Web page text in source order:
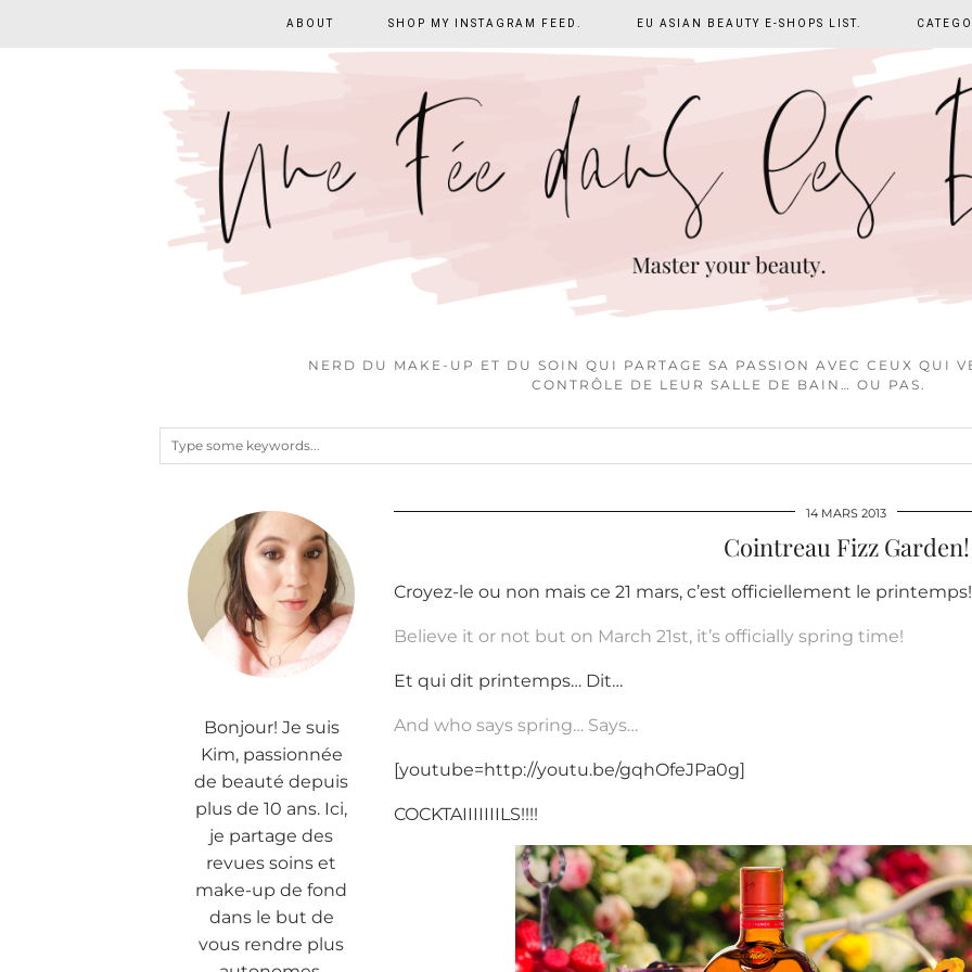
NERD DU MAKE-UP ET DU SOIN QUI PARTAGE SA PASSION AVEC CEUX QUI
CONTRÔLE DE LEUR SALLE DE BAIN… OU PAS.
ABOUT SHOP MY INSTAGRAM FEED. EU ASIAN BEAUTY E-SHOPS LIST.
14 MARS 2013
Cointreau Fizz Garden!
Croyez-le ou non mais ce 21 mars, c’est officiellement le
Believe it or not but on March 21st, it’s officially spring time!
Et qui dit printemps… Dit…
And who says spring… Says…
[youtube=http://youtu.be/gqhOfeJPa0g]
COCKTAIIIIIIILS!!!!
Bonjour! Je suis
Kim, passionnée
de beauté depuis
plus de 10 ans. Ici,
je partage des
revues soins et
make-up de fond
dans le but de
vous rendre plus